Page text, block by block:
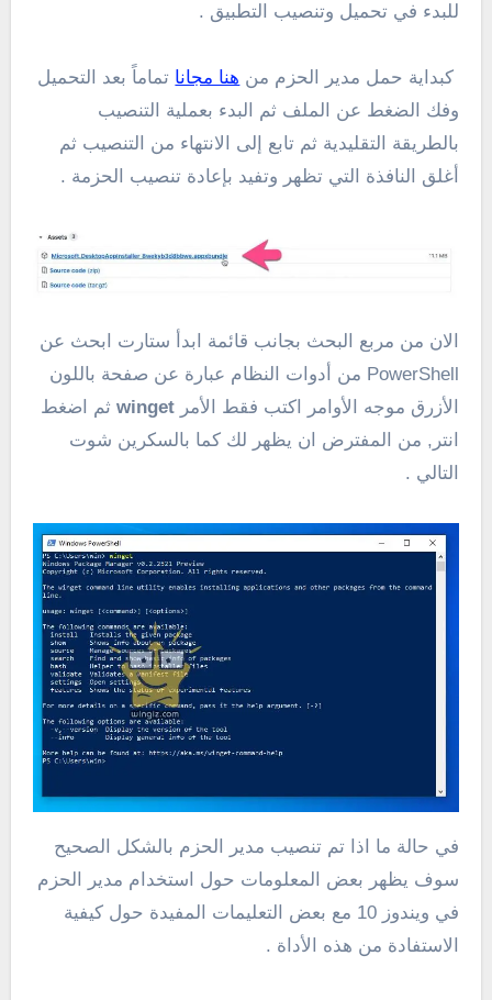
للبدء في تحميل وتنصيب التطبيق .
كبداية حمل مدير الحزم من هنا مجانا تماماً بعد التحميل
وفك الضغط عن الملف ثم البدء بعملية التنصيب
بالطريقة التقليدية ثم تابع إلى الانتهاء من التنصيب ثم
أغلق النافذة التي تظهر وتفيد بإعادة تنصيب الحزمة .
الان من مربع البحث بجانب قائمة ابدأ ستارت ابحث عن
PowerShell من أدوات النظام عبارة عن صفحة باللون
الأزرق موجه الأوامر اكتب فقط الأمر wingetثم اضغط
انتر, من المفترض ان يظهر لك كما بالسكرين شوت
التالي .
في حالة ما اذا تم تنصيب مدير الحزم بالشكل الصحيح
سوف يظهر بعض المعلومات حول استخدام مدير الحزم
في ويندوز 10 مع بعض التعليمات المفيدة حول كيفية
الاستفادة من هذه الأداة .